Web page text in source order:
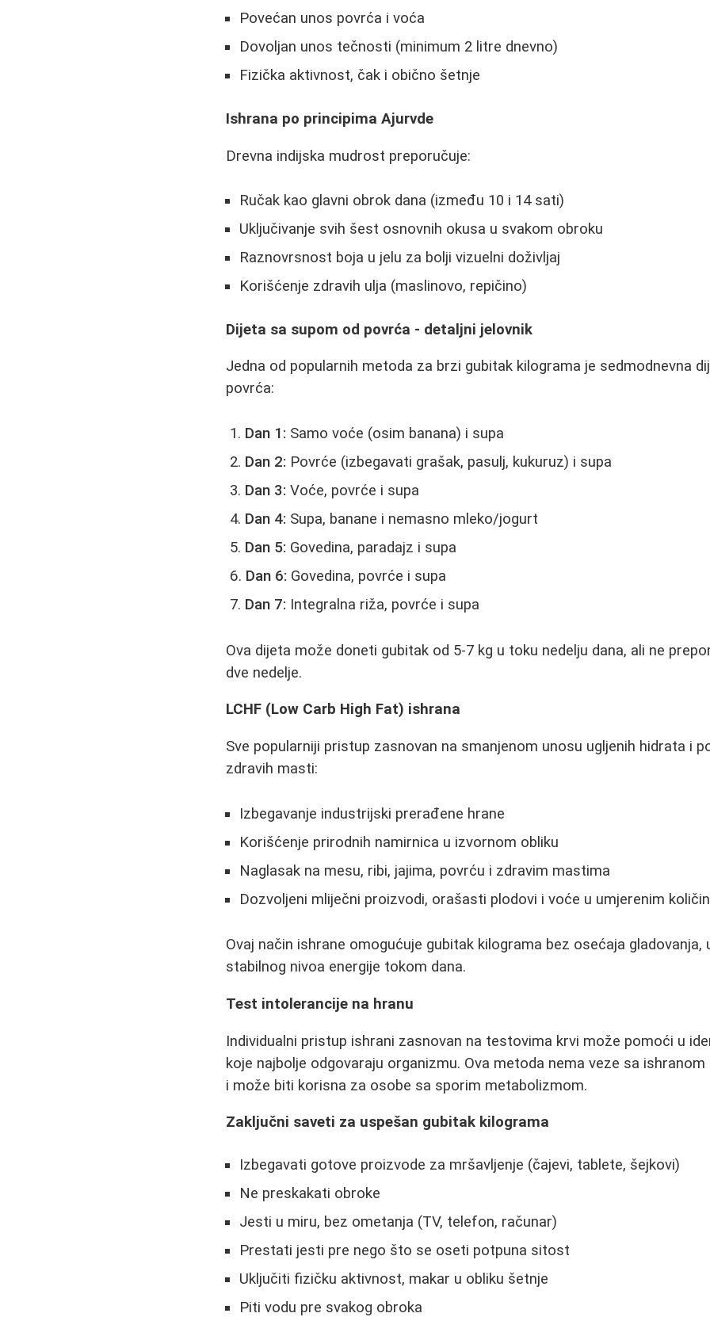
Povećan unos povrća i voća
Dovoljan unos tečnosti (minimum 2 litre dnevno)
Fizička aktivnost, čak i obično šetnje
Ishrana po principima Ajurvde
Drevna indijska mudrost preporučuje:
Ručak kao glavni obrok dana (između 10 i 14 sati)
Uključivanje svih šest osnovnih okusa u svakom obroku
Raznovrsnost boja u jelu za bolji vizuelni doživljaj
Korišćenje zdravih ulja (maslinovo, repičino)
Dijeta sa supom od povrća - detaljni jelovnik
Jedna od popularnih metoda za brzi gubitak kilograma je sedmodnevna
povrća:
Dan 1: Samo voće (osim banana) i supa
Dan 2: Povrće (izbegavati grašak, pasulj, kukuruz) i supa
Dan 3: Voće, povrće i supa
Dan 4: Supa, banane i nemasno mleko/jogurt
Dan 5: Govedina, paradajz i supa
Dan 6: Govedina, povrće i supa
Dan 7: Integralna riža, povrće i supa
Ova dijeta može doneti gubitak od 5-7 kg u toku nedelju dana, ali ne
dve nedelje.
LCHF (Low Carb High Fat) ishrana
Sve popularniji pristup zasnovan na smanjenom unosu ugljenih hidrata i
zdravih masti:
Izbegavanje industrijski prerađene hrane
Korišćenje prirodnih namirnica u izvornom obliku
Naglasak na mesu, ribi, jajima, povrću i zdravim mastima
Dozvoljeni mliječni proizvodi, orašasti plodovi i voće u umjerenim
Ovaj način ishrane omogućuje gubitak kilograma bez osećaja gladovanja,
stabilnog nivoa energije tokom dana.
Test intolerancije na hranu
Individualni pristup ishrani zasnovan na testovima krvi može pomoći u
koje najbolje odgovaraju organizmu. Ova metoda nema veze sa
i može biti korisna za osobe sa sporim metabolizmom.
Zaključni saveti za uspešan gubitak kilograma
Izbegavati gotove proizvode za mršavljenje (čajevi, tablete, šejkovi)
Ne preskakati obroke
Jesti u miru, bez ometanja (TV, telefon, računar)
Prestati jesti pre nego što se oseti potpuna sitost
Uključiti fizičku aktivnost, makar u obliku šetnje
Piti vodu pre svakog obroka